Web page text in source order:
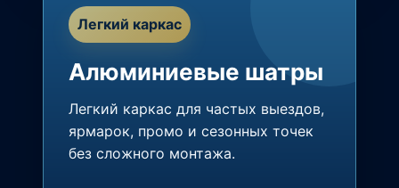
Легкий каркас
Алюминиевые шатры
Легкий каркас для частых выездов,
ярмарок, промо и сезонных точек
без сложного монтажа.